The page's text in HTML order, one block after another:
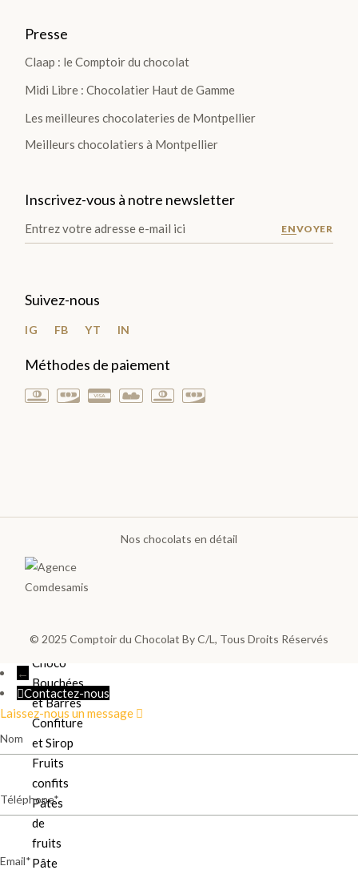
DÉCOUVRIR
LA
LES
NTA
TIO
NS
>
Pâte à
Les
poches
Sucettes
Choco
Bouchées
et Barres
Confiture
et Sirop
Fruits
confits
Pâtes
de
fruits
Pâte
Presse
Claap : le Comptoir du chocolat
Midi Libre : Chocolatier Haut de Gamme
Les meilleures chocolateries de Montpellier
Meilleurs chocolatiers à Montpellier
Inscrivez-vous à notre newsletter
ENVOYER
Suivez-nous
IG FB YT IN
Méthodes de paiement
Nos chocolats en détail
© 2025 Comptoir du Chocolat By C/L , Tous Droits Réservés
←
Contactez-nous
Laissez-nous un message
Nom
Téléphone
Email